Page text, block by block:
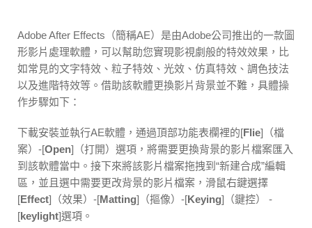
Adobe After Effects（簡稱AE）是由Adobe公司推出的一款圖
形影片處理軟體，可以幫助您實現影視劇般的特效效果，比
如常見的文字特效、粒子特效、光效、仿真特效、調色技法
以及進階特效等。借助該軟體更換影片背景並不難，具體操
作步驟如下：
下載安裝並執行AE軟體，通過頂部功能表欄裡的[Flie]（檔
案）-[Open]（打開）選項，將需要更換背景的影片檔案匯入
到該軟體當中。接下來將該影片檔案拖拽到“新建合成”編輯
區，並且選中需要更改背景的影片檔案，滑鼠右鍵選擇
[Effect]（效果）-[Matting]（摳像）-[Keying]（鍵控） -
[keylight]選項。